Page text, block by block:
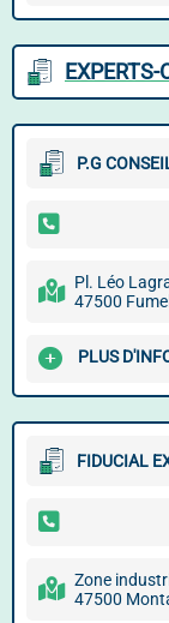
P.G
Pl. Léo
47500 Fumel
PLUS
FIDUCIAL
Zone
47500